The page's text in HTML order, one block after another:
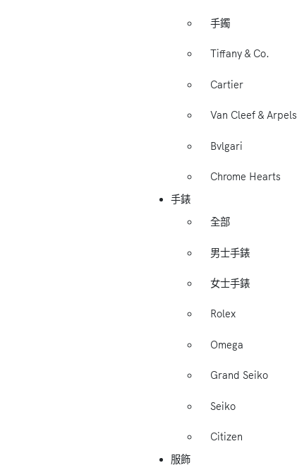
手鐲
Tiffany & Co.
Cartier
Van Cleef & Arpels
Bvlgari
Chrome Hearts
手錶
全部
男士手錶
女士手錶
Rolex
Omega
Grand Seiko
Seiko
Citizen
服飾